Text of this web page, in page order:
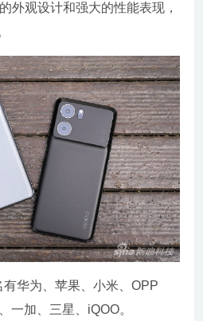
外观设计和强大的性能表现，
华为、苹果、小米、OPP
一加、三星、iQOO。